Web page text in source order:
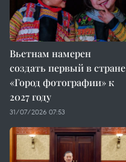
Вьетнам намерен
создать первый в стране
«Город фотографии» к
2027 году
31/07/2026 07:53